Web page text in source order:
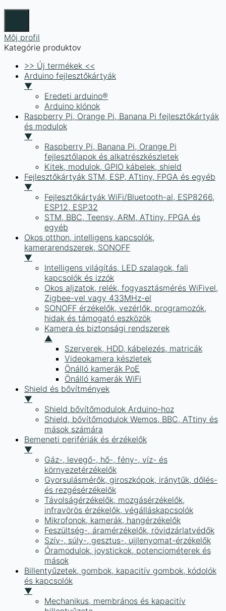
Môj profil
Kategórie produktov
>> Új termékek <<
Arduino fejlesztőkártyák
▼
Eredeti arduino®
Arduino klónok
Raspberry Pi, Orange Pi, Banana Pi fejlesztőkártyák
és modulok
▼
Raspberry Pi, Banana Pi, Orange Pi
fejlesztőlapok és alkatrészkészletek
Kitek, modulok, GPIO kábelek, shield
Fejlesztőkártyák STM, ESP, ATtiny, FPGA és egyéb
▼
Fejlesztőkártyák WiFi/Bluetooth-al, ESP8266,
ESP12, ESP32
STM, BBC, Teensy, ARM, ATtiny, FPGA és
egyéb
Okos otthon, intelligens kapcsolók,
kamerarendszerek, SONOFF
▼
Intelligens világítás, LED szalagok, fali
kapcsolók és izzók
Okos aljzatok, relék, fogyasztásmérés WiFivel,
Zigbee-vel vagy 433MHz-el
SONOFF érzékelők, vezérlők, programozók,
hidak és támogató eszközök
Kamera és biztonsági rendszerek
▲
Szerverek, HDD, kábelezés, matricák
Videokamera készletek
Önálló kamerák PoE
Önálló kamerák WiFi
Shield és bővítmények
▼
Shield bővítőmodulok Arduino-hoz
Shield, bővítőmodulok Wemos, BBC, ATtiny és
mások számára
Bemeneti perifériák és érzékelők
▼
Gáz-, levegő-, hő-, fény-, víz- és
környezetérzékelők
Gyorsulásmérők, giroszkópok, iránytűk, dőlés-
és rezgésérzékelők
Távolságérzékelők, mozgásérzékelők,
infravörös érzékelők, végálláskapcsolók
Mikrofonok, kamerák, hangérzékelők
Feszültség-, áramérzékelők, rövidzárlatvédők
Szív-, súly-, gesztus-, ujjlenyomat-érzékelők
Óramodulok, joystickok, potenciométerek és
mások
Billentyűzetek, gombok, kapacitív gombok, kódolók
és kapcsolók
▼
Mechanikus, membrános és kapacitív